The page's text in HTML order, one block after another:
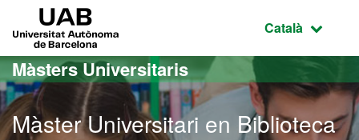
Ves al contingut principal
Ves a la navegació de la pàgina
Idioma
Català
Màsters Universitaris
Màster Universitari en Biblioteca